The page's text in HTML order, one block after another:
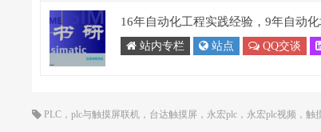
16年自动化工程实践经验，9年自动
站内专栏 站点 QQ交谈
PLC ，plc与触摸屏联机 ， 台达触摸屏 ， 永宏plc ， 永宏plc视频 ，触